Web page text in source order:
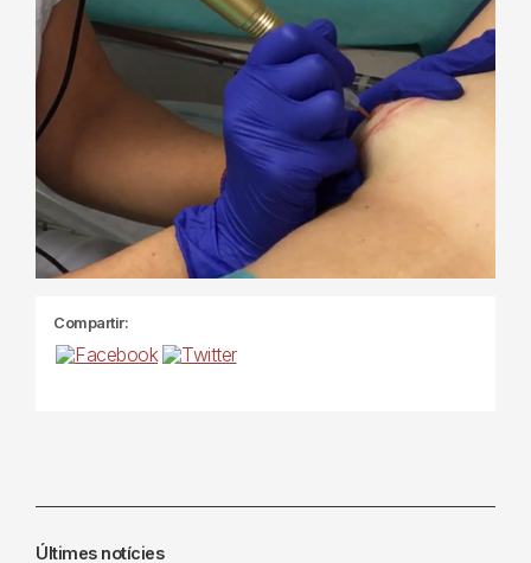
Compartir:
Últimes notícies